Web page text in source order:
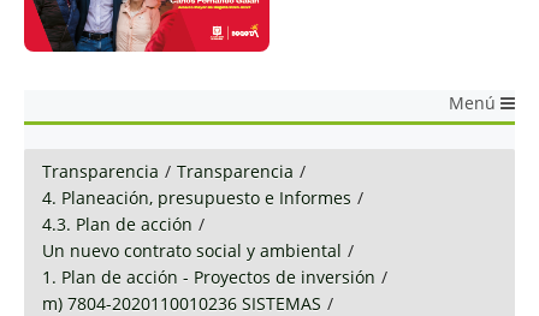
Menú
Transparencia / Transparencia /
4. Planeación, presupuesto e Informes /
4.3. Plan de acción /
Un nuevo contrato social y ambiental /
1. Plan de acción - Proyectos de inversión /
m) 7804-2020110010236 SISTEMAS /